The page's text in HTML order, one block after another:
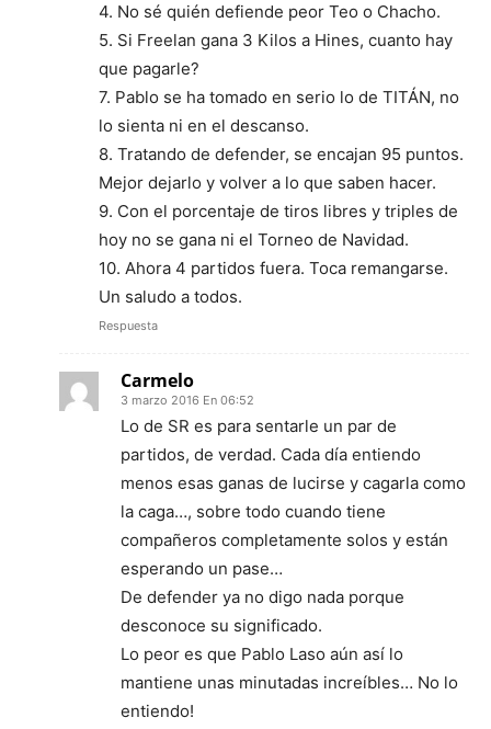
4. No sé quién defiende peor Teo o Chacho.
5. Si Freelan gana 3 Kilos a Hines, cuanto hay
que pagarle?
7. Pablo se ha tomado en serio lo de TITÁN, no
lo sienta ni en el descanso.
8. Tratando de defender, se encajan 95 puntos.
Mejor dejarlo y volver a lo que saben hacer.
9. Con el porcentaje de tiros libres y triples de
hoy no se gana ni el Torneo de Navidad.
10. Ahora 4 partidos fuera. Toca remangarse.
Un saludo a todos.
Respuesta
Carmelo
3 marzo 2016 En 06:52
Lo de SR es para sentarle un par de
partidos, de verdad. Cada día entiendo
menos esas ganas de lucirse y cagarla como
la caga…, sobre todo cuando tiene
compañeros completamente solos y están
esperando un pase…
De defender ya no digo nada porque
desconoce su significado.
Lo peor es que Pablo Laso aún así lo
mantiene unas minutadas increíbles… No lo
entiendo!